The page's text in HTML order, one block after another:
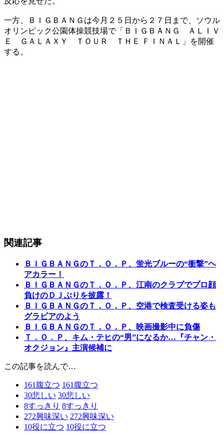
一方、ＢＩＧＢＡＮＧは今月２５日から２７日まで、ソウル
オリンピック公園体操競技場で「ＢＩＧＢＡＮＧ ＡＬＩＶ
Ｅ ＧＡＬＡＸＹ ＴＯＵＲ ＴＨＥ ＦＩＮＡＬ」を開催
する。
関連記事
ＢＩＧＢＡＮＧのＴ．Ｏ．Ｐ、蛍光ブルーの“衝撃”ヘ
アカラー！
ＢＩＧＢＡＮＧのＴ．Ｏ．Ｐ、江南のクラブでプロ顔
負けのＤＪぶりを披露！
ＢＩＧＢＡＮＧのＴ．Ｏ．Ｐ、空港で検査受ける姿も
グラビアのよう
ＢＩＧＢＡＮＧのＴ．Ｏ．Ｐ、映画撮影中に負傷
Ｔ．Ｏ．Ｐ、キム・テヒの“男”になるか…『チャン・
オクジョン』主演候補に
この記事を読んで…
161 腹立つ 161 腹立つ
30悲しい 30悲しい
8すっきり 8すっきり
272興味深い 272興味深い
10役に立つ 10役に立つ